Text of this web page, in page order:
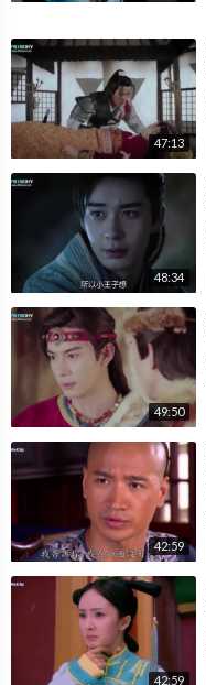
47:13
48:34
49:50
42:59
42:59